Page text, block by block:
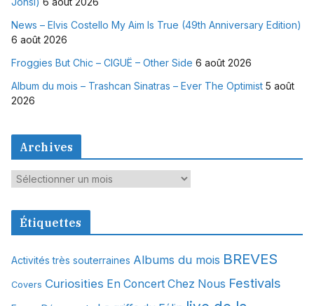
News – Elvis Costello My Aim Is True (49th Anniversary Edition)
6 août 2026
Froggies But Chic – CIGUË – Other Side 6 août 2026
Album du mois – Trashcan Sinatras – Ever The Optimist 5 août
2026
Archives
A
c
v
e
Étiquettes
Activités très souterraines Albums du mois BREVES
Covers Curiosities En Concert Chez Nous Festivals